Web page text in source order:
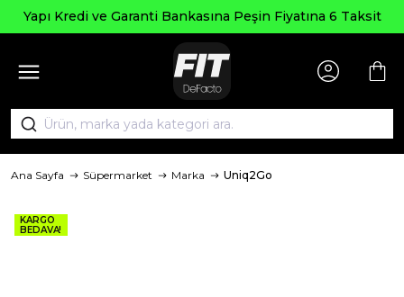
Yapı Kredi ve Garanti Bankasına Peşin Fiyatına 6 Taksit
Ana Sayfa Süpermarket Marka Uniq2Go
KARGO
BEDAVA!